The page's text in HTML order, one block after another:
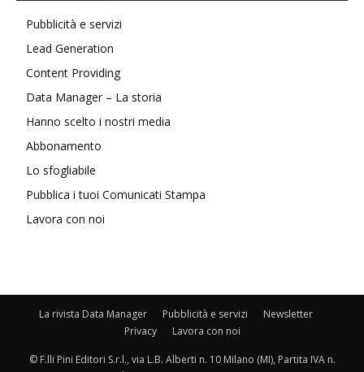
Pubblicità e servizi
Lead Generation
Content Providing
Data Manager – La storia
Hanno scelto i nostri media
Abbonamento
Lo sfogliabile
Pubblica i tuoi Comunicati Stampa
Lavora con noi
La rivista Data Manager Pubblicità e servizi
Newsletter
Privacy
Lavora con noi
© F.lli Pini Editori S.r.l., via L.B. Alberti n. 10 Milano (MI), Partita IVA n.